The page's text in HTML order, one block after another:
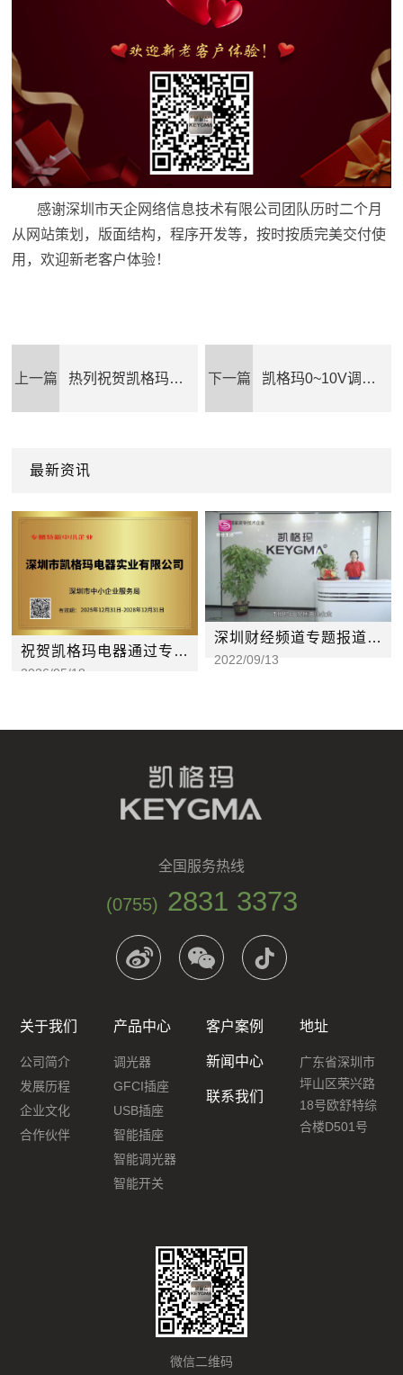
感谢深圳市天企网络信息技术有限公司团队历时二个月
从网站策划，版面结构，程序开发等，按时按质完美交付使
用，欢迎新老客户体验！
上一篇 热列祝贺凯格玛通过国际质量管理体系ISO9001:2015 下一篇 凯格玛0~10V调光器通过上市公司雷曼光电子公司拓享实验室严格测试
最新资讯
祝贺凯格玛电器通过专精特新企业
2026/05/18
深圳财经频道专题报道凯格玛
2022/09/13
全国服务热线
(0755) 2831 3373
关于我们
公司简介
发展历程
企业文化
合作伙伴
产品中心
调光器
GFCI插座
USB插座
智能插座
智能调光器
智能开关
客户案例
新闻中心
联系我们
地址
广东省深圳市
坪山区荣兴路
18号欧舒特综
合楼D501号
微信二维码